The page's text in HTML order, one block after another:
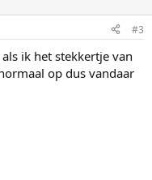
#3
ik het stekkertje van
op dus vandaar